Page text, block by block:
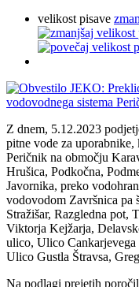
velikost pisave
Z dnem, 5.12.2023
pitne vode za uporabnike,
Peričnik na območju
Hrušica, Podkočna,
Javornika, preko
vodovodom Završnica pa
Stražišar, Razgledna pot,
Viktorja Kejžarja,
ulico, Ulico
Ulico Gustla Štravsa,
Na podlagi prejetih